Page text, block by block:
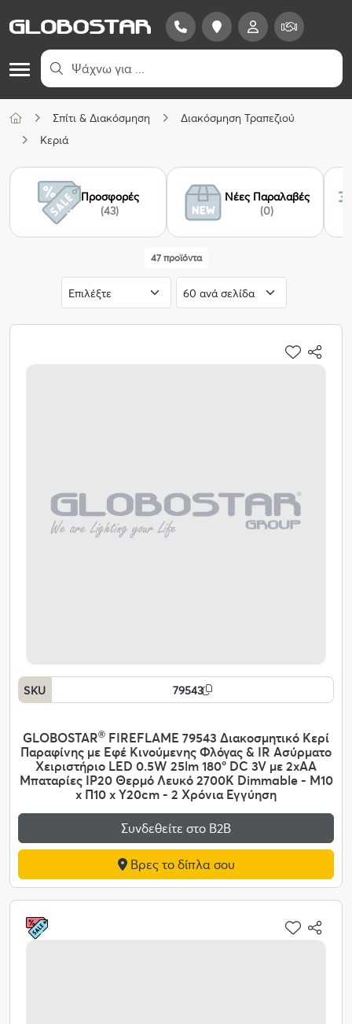
Σπίτι & Διακόσμηση
Διακόσμηση Τραπεζιού
Κεριά
Προσφορές
(43)
Νέες Παραλαβές
(0)
47 προϊόντα
SKU 79543
GLOBOSTAR® FIREFLAME 79543 Διακοσμητικό Κερί
Παραφίνης με Εφέ Κινούμενης Φλόγας & IR Ασύρματο
Χειριστήριο LED 0.5W 25lm 180° DC 3V με 2xAA
Μπαταρίες IP20 Θερμό Λευκό 2700K Dimmable - Μ10
x Π10 x Υ20cm - 2 Χρόνια Εγγύηση
Συνδεθείτε στο Β2Β
Βρες το δίπλα σου